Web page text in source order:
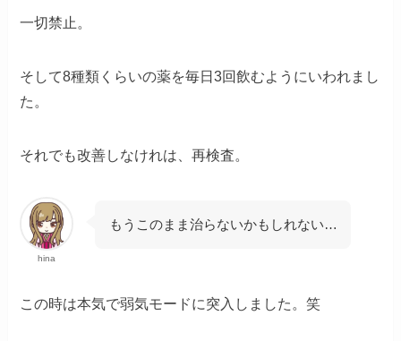
一切禁止。
そして8種類くらいの薬を毎日3回飲むようにいわれまし
た。
それでも改善しなけれは、再検査。
hina
もうこのまま治らないかもしれない…
この時は本気で弱気モードに突入しました。笑